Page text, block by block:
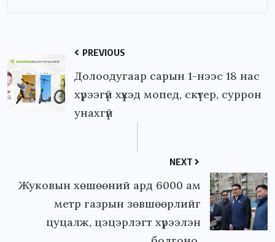
PREVIOUS
Долоодугаар сарын 1-нээс 18 нас
хүрээгүй хүүхэд мопед, скүтер, суррон
унахгүй
NEXT
Жуковын хөшөөний ард 6000 ам
метр газрын зөвшөөрлийг
цуцалж, цэцэрлэгт хүрээлэн